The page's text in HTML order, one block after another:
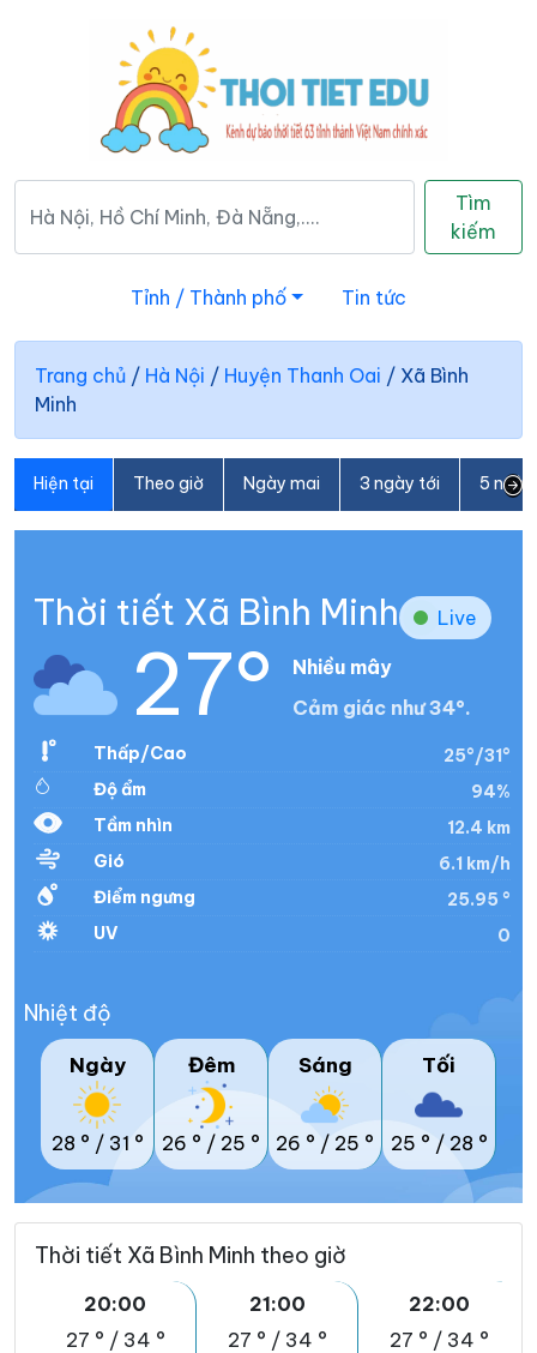
Tìm
kiếm
Tỉnh / Thành phố Tin tức
Trang chủ / Hà Nội / Huyện Thanh Oai / Xã Bình
Minh
Hiện tại Theo giờ Ngày mai 3 ngày tới 5
Thời tiết Xã Bình Minh Live
27°
Nhiều mây
Cảm giác như 34°.
Thấp/Cao
25°/31°
Độ ẩm
94%
Tầm nhìn
12.4 km
Gió
6.1 km/h
Điểm ngưng
25.95 °
UV
0
Nhiệt độ
Ngày
28 ° / 31 °
Đêm
26 ° / 25 °
Sáng
26 ° / 25 °
Tối
25 ° / 28 °
Thời tiết Xã Bình Minh theo giờ
20:00
27 ° / 34 °
21:00
27 ° / 34 °
22:00
27 ° / 34 °